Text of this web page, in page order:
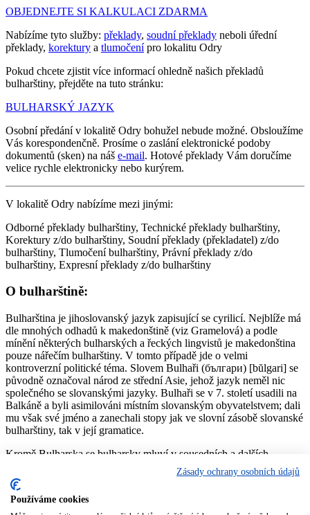
OBJEDNEJTE SI KALKULACI ZDARMA
Nabízíme tyto služby: překlady, soudní překlady neboli úřední
překlady, korektury a tlumočenípro lokalitu Odry
Pokud chcete zjistit více informací ohledně našich překladů
bulharštiny, přejděte na tuto stránku:
BULHARSKÝ JAZYK
Osobní předání v lokalitě Odry bohužel nebude možné. Obsloužíme
Vás korespondenčně. Prosíme o zaslání elektronické podoby
dokumentů (sken) na náš e-mail. Hotové překlady Vám doručíme
velice rychle elektronicky nebo kurýrem.
V lokalitě Odry nabízíme mezi jinými:
Odborné překlady bulharštiny, Technické překlady bulharštiny,
Korektury z/do bulharštiny, Soudní překlady (překladatel) z/do
bulharštiny, Tlumočení bulharštiny, Právní překlady z/do
bulharštiny, Expresní překlady z/do bulharštiny
O bulharštině:
Bulharština je jihoslovanský jazyk zapisující se cyrilicí. Nejblíže má
dle mnohých odhadů k makedonštině (viz Gramelová) a podle
mínění některých bulharských a řeckých lingvistů je makedonština
pouze nářečím bulharštiny. V tomto případě jde o velmi
kontroverzní politické téma. Slovem Bulhaři (българи) [bŭlgari] se
původně označoval národ ze střední Asie, jehož jazyk neměl nic
společného se slovanskými jazyky. Bulhaři se v 7. století usadili na
Balkáně a byli asimilováni místním slovanským obyvatelstvem; dali
mu však své jméno a zanechali stopy jak ve slovní zásobě slovanské
bulharštiny, tak v její gramatice.
Kromě Bulharska se bulharsky mluví v sousedních a dalších
zemích, kam v minulosti Bulhaři emigrovali: Kanada, Řecko,
Maďarsko, Izrael, Severní Makedonie, Moldavsko, Rumunsko,
Srbsko, Turecko, Ukrajina, USA. Celkový počet mluvčích se
odhaduje na 9 miliónů, z toho 8 miliónů ve vlastním Bulharsku, kde
Zásady ochrany osobních údajů
Používáme cookies